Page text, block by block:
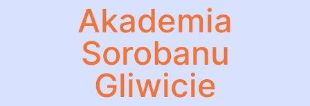
Akademia
Sorobanu
Gliwicie